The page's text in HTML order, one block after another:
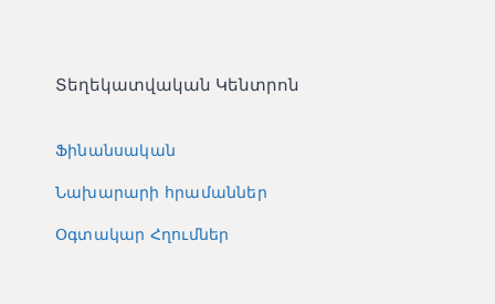
Տեղեկատվական Կենտրոն
Ֆինանսական
Նախարարի հրամաններ
Օգտակար Հղումներ